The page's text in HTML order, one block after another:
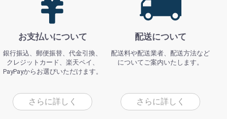
お支払いについて
銀行振込、郵便振替、代金引換、
クレジットカード、楽天ペイ、
PayPayからお選びいただけます。
さらに詳しく
配送について
配送料や配送業者、配送方法など
についてご案内いたします。
さらに詳しく